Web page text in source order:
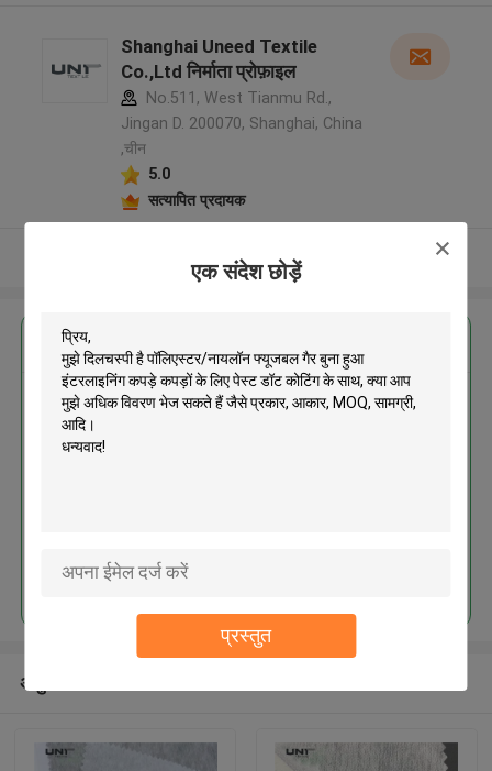
एक संदेश छोड़ें
प्रस्तुत
Shanghai Uneed Textile
Co.,Ltd निर्माता प्रोफ़ाइल
No.511, West Tianmu Rd.,
Jingan D. 200070, Shanghai, China
,चीन
5.0
सत्यापित प्रदायक
और देखो
पॉलिएस्टर/नायलॉन फ्यूजबल गैर बुना हुआ
जारी रखें
अनुशंसित उत्पाद